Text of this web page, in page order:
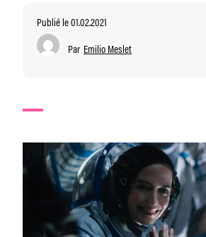
Publié le 01.02.2021
Par Emilio Meslet